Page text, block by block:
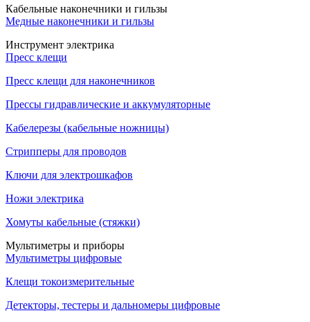
Кабельные наконечники и гильзы
Медные наконечники и гильзы
Инструмент электрика
Пресс клещи
Пресс клещи для наконечников
Прессы гидравлические и аккумуляторные
Кабелерезы (кабельные ножницы)
Стрипперы для проводов
Ключи для электрошкафов
Ножи электрика
Хомуты кабельные (стяжки)
Мультиметры и приборы
Мультиметры цифровые
Клещи токоизмерительные
Детекторы, тестеры и дальномеры цифровые